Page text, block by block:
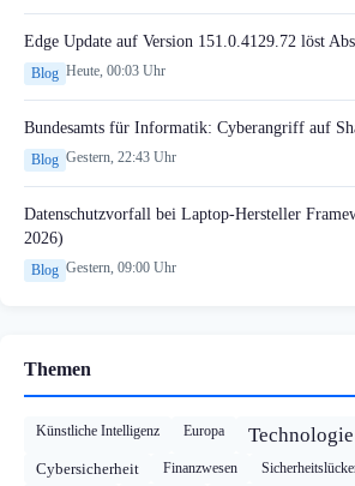
Edge Update auf Version 151.0.4129.72 löst
Blog Heute, 00:03 Uhr
Bundesamts für Informatik: Cyberangriff auf
Blog Gestern, 22:43 Uhr
Datenschutzvorfall bei Laptop-Hersteller
2026)
Blog Gestern, 09:00 Uhr
Themen
Künstliche Intelligenz Europa Technologie
Cybersicherheit Finanzwesen